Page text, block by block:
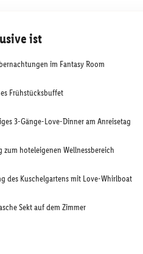
ist
im Fantasy Room
Frühstücksbuffet
3-Gänge-Love-Dinner am Anreisetag
zum hoteleigenen Wellnessbereich
des Kuschelgartens mit Love-Whirlboat
Sekt auf dem Zimmer